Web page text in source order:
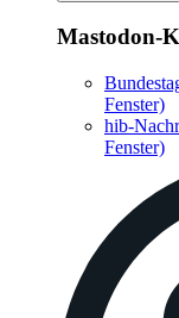
Mastodon-
Fenster)
hib-
Fenster)